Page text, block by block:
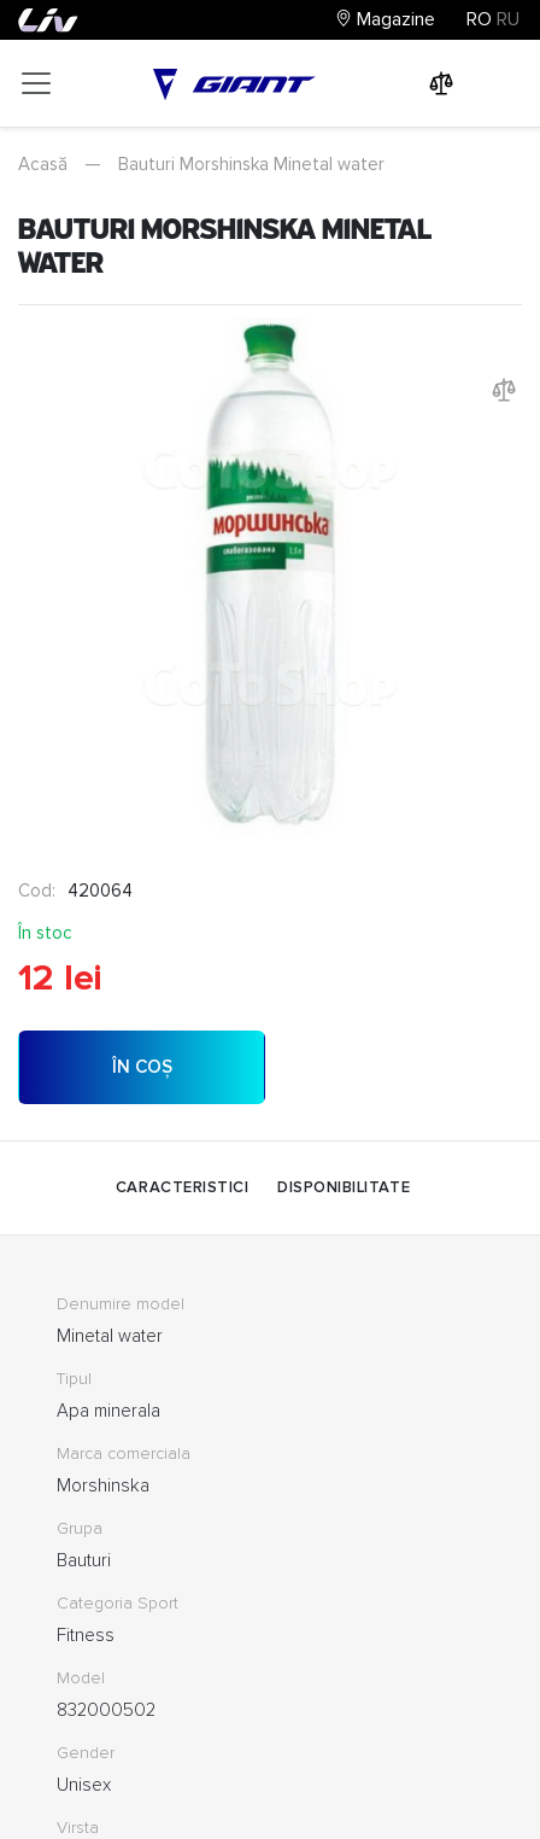
Magazine RO RU
Acasă — Bauturi Morshinska Minetal water
Bauturi Morshinska Minetal
water
Cod:
420064
În stoc
12 lei
ÎN COȘ
CARACTERISTICI DISPONIBILITATE
Denumire model
Minetal water
Tipul
Apa minerala
Marca comerciala
Morshinska
Grupa
Bauturi
Categoria Sport
Fitness
Model
832000502
Gender
Unisex
Virsta